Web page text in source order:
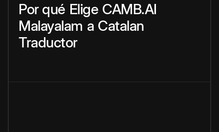
Por qué Elige CAMB.AI
Malayalam a Catalan
Traductor